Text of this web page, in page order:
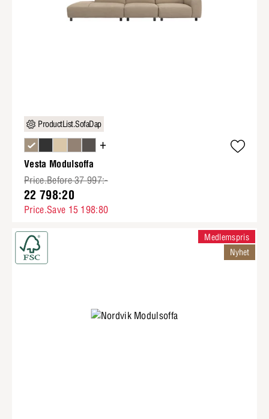
ProductList.SofaDap
+
Vesta Modulsoffa
Price.Before 37 997:-
22 798:20
Price.Save 15 198:80
Medlemspris
Nyhet